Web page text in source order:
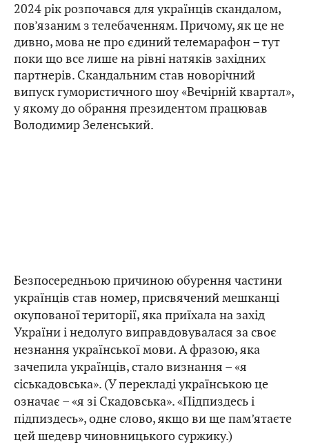
2024 рік розпочався для українців скандалом,
пов’язаним з телебаченням. Причому, як це не
дивно, мова не про єдиний телемарафон – тут
поки що все лише на рівні натяків західних
партнерів. Скандальним став новорічний
випуск гумористичного шоу «Вечірній квартал»,
у якому до обрання президентом працював
Володимир Зеленський.
Безпосередньою причиною обурення частини
українців став номер, присвячений мешканці
окупованої території, яка приїхала на захід
України і недолуго виправдовувалася за своє
незнання української мови. А фразою, яка
зачепила українців, стало визнання – «я
сіськадовська». (У перекладі українською це
означає – «я зі Скадовська». «Підпиздесь і
підпиздесь», одне слово, якщо ви ще пам’ятаєте
цей шедевр чиновницького суржику.)